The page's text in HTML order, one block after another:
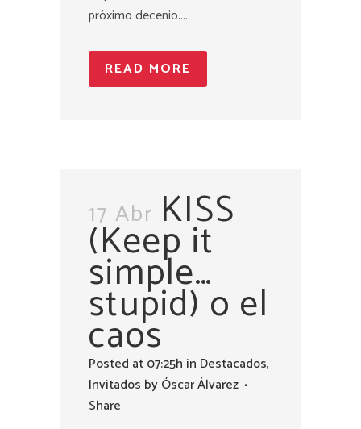
próximo decenio....
READ MORE
17 Abr KISS
(Keep it
simple…
stupid) o el
caos
Posted at 07:25h in Destacados,
Invitados byÓscar Álvarez
Share